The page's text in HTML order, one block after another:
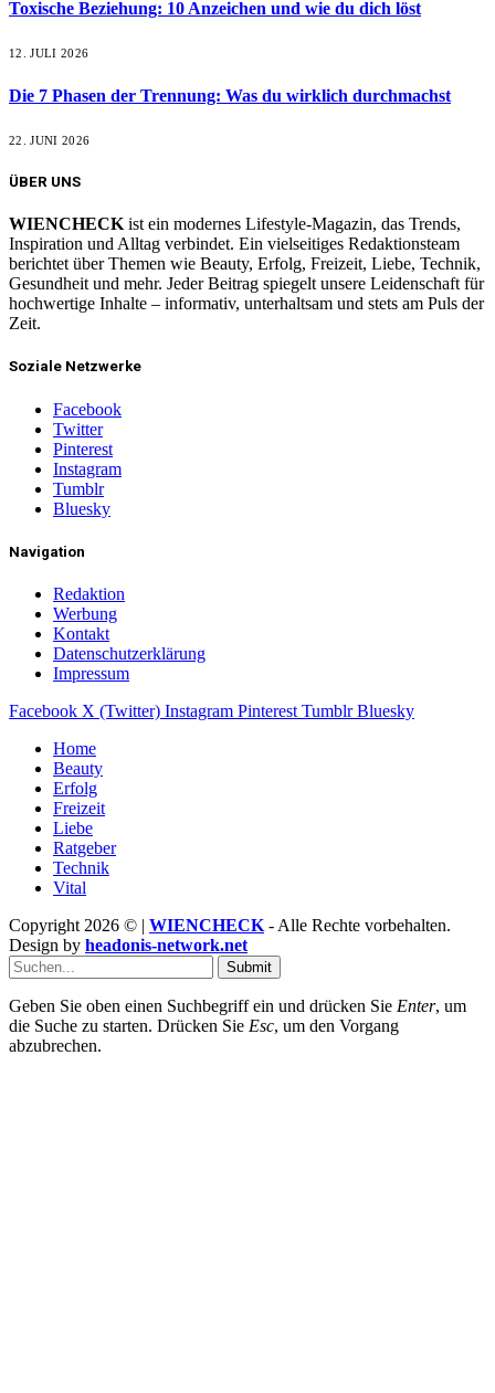
Toxische Beziehung: 10 Anzeichen und wie du dich löst
12. JULI 2026
Die 7 Phasen der Trennung: Was du wirklich durchmachst
22. JUNI 2026
ÜBER UNS
WIENCHECK ist ein modernes Lifestyle-Magazin, das Trends,
Inspiration und Alltag verbindet. Ein vielseitiges Redaktionsteam
berichtet über Themen wie Beauty, Erfolg, Freizeit, Liebe, Technik,
Gesundheit und mehr. Jeder Beitrag spiegelt unsere Leidenschaft für
hochwertige Inhalte – informativ, unterhaltsam und stets am Puls der
Zeit.
Soziale Netzwerke
Facebook
Twitter
Pinterest
Instagram
Tumblr
Bluesky
Navigation
Redaktion
Werbung
Kontakt
Datenschutzerklärung
Impressum
Facebook X (Twitter) Instagram Pinterest Tumblr Bluesky
Home
Beauty
Erfolg
Freizeit
Liebe
Ratgeber
Technik
Vital
Copyright 2026 © | WIENCHECK - Alle Rechte vorbehalten.
Design by headonis-network.net
Submit
Geben Sie oben einen Suchbegriff ein und drücken Sie Enter, um
die Suche zu starten. Drücken Sie Esc, um den Vorgang
abzubrechen.